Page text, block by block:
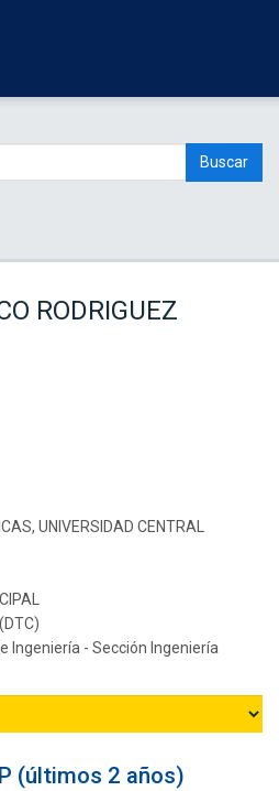
Buscar
RODRIGUEZ
UNIVERSIDAD CENTRAL
Ingeniería - Sección Ingeniería
(últimos 2 años)